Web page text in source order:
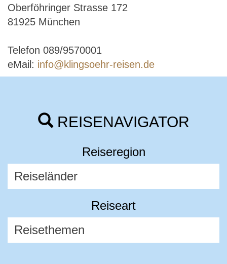
Oberföhringer Strasse 172
81925 München
Telefon 089/9570001
eMail: info@klingsoehr-reisen.de
REISENAVIGATOR
Reiseregion
Reiseart